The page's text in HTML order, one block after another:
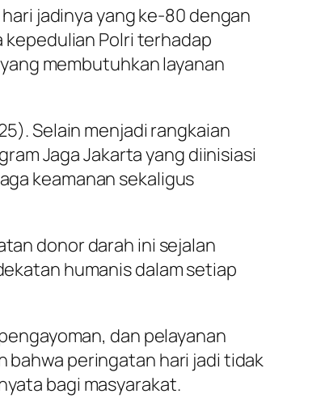
jadinya yang ke-80 dengan
kepedulian Polri terhadap
membutuhkan layanan
Selain menjadi rangkaian
Jaga Jakarta yang diinisiasi
keamanan sekaligus
donor darah ini sejalan
humanis dalam setiap
dan pelayanan
bahwa peringatan hari jadi tidak
bagi masyarakat.